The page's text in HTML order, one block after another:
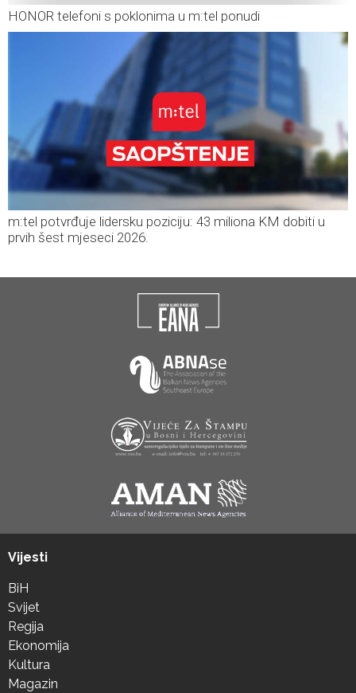
HONOR telefoni s poklonima u m:tel ponudi
m:tel potvrđuje lidersku poziciju: 43 miliona KM dobiti u
prvih šest mjeseci 2026.
Vijesti
BiH
Svijet
Regija
Ekonomija
Kultura
Magazin